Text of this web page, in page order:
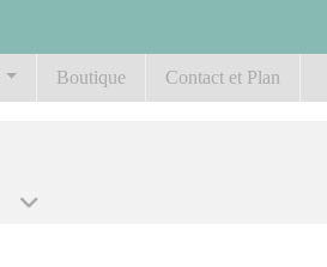
Boutique Contact et Plan